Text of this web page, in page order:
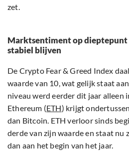
zet.
Marktsentiment op
stabiel blijven
De Crypto Fear & Greed Index
waarde van 10, wat gelijk staat
niveau werd eerder dit jaar alleen
Ethereum (ETH) krijgt
dan Bitcoin. ETH verloor sinds
derde van zijn waarde en staat nu
dan aan het begin van het jaar.